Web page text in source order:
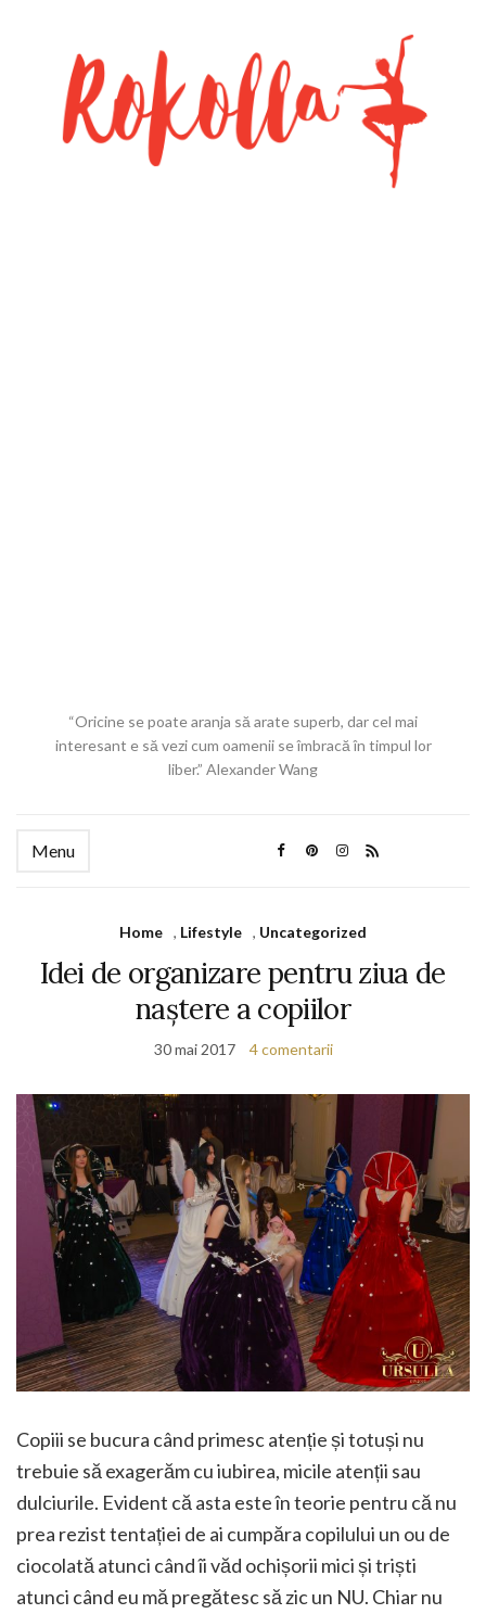
“Oricine se poate aranja să arate superb, dar cel mai
interesant e să vezi cum oamenii se îmbracă în timpul lor
liber.” Alexander Wang
Menu
Home , Lifestyle , Uncategorized
Idei de organizare pentru ziua de
naștere a copiilor
30 mai 2017 4 comentarii
Copiii se bucura când primesc atenție și totuși nu
trebuie să exagerăm cu iubirea, micile atenții sau
dulciurile. Evident că asta este în teorie pentru că nu
prea rezist tentației de ai cumpăra copilului un ou de
ciocolată atunci când îi văd ochișorii mici și triști
atunci când eu mă pregătesc să zic un NU. Chiar nu